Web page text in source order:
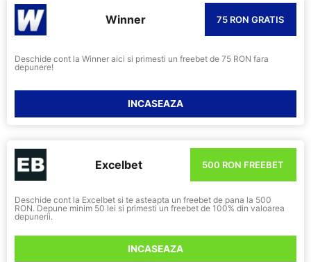
Winner 75 RON GRATIS
Deschide cont la Winner aici si primesti un freebet de 75 RON fara
depunere!
INCASEAZA
Excelbet 500 RON FREEBET
Deschide cont la Excelbet si te asteapta un freebet de pana la 500
RON. Depune minim 50 lei si primesti un freebet de 100% din valoarea
depunerii.
INCASEAZA